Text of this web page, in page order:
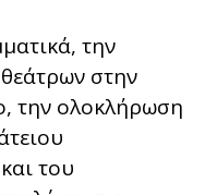
την
στην
την ολοκλήρωση
του